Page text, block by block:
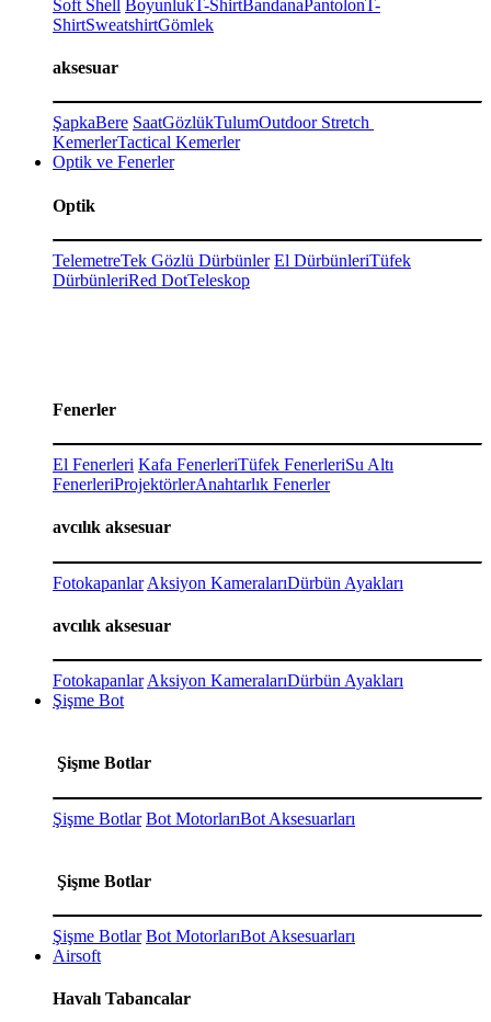
Soft Shell BoyunlukT-ShirtBandana PantolonT-
ShirtSweatshirtGömlek
aksesuar
ŞapkaBere SaatGözlükTulumOutdoor Stretch
KemerlerTactical Kemerler
Optik ve Fenerler
Optik
TelemetreTek Gözlü Dürbünler El DürbünleriTüfek
DürbünleriRed DotTeleskop
Fenerler
El Fenerleri Kafa FenerleriTüfek FenerleriSu Altı
FenerleriProjektörlerAnahtarlık Fenerler
avcılık aksesuar
Fotokapanlar Aksiyon KameralarıDürbün Ayakları
avcılık aksesuar
Fotokapanlar Aksiyon KameralarıDürbün Ayakları
Şişme Bot
Şişme Botlar
Şişme Botlar Bot MotorlarıBot Aksesuarları
Şişme Botlar
Şişme Botlar Bot MotorlarıBot Aksesuarları
Airsoft
Havalı Tabancalar